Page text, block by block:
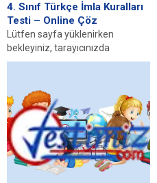
4. Sınıf Türkçe İmla Kuralları
Testi – Online Çöz
Lütfen sayfa yüklenirken
bekleyiniz, tarayıcınızda
javascript desteğinin etkin
sayfa yüklenmediyse buraya...